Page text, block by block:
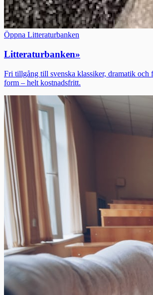
Öppna Litteraturbanken
Litteraturbanken»
Fri tillgång till svenska klassiker, dramatik och
form – helt kostnadsfritt.